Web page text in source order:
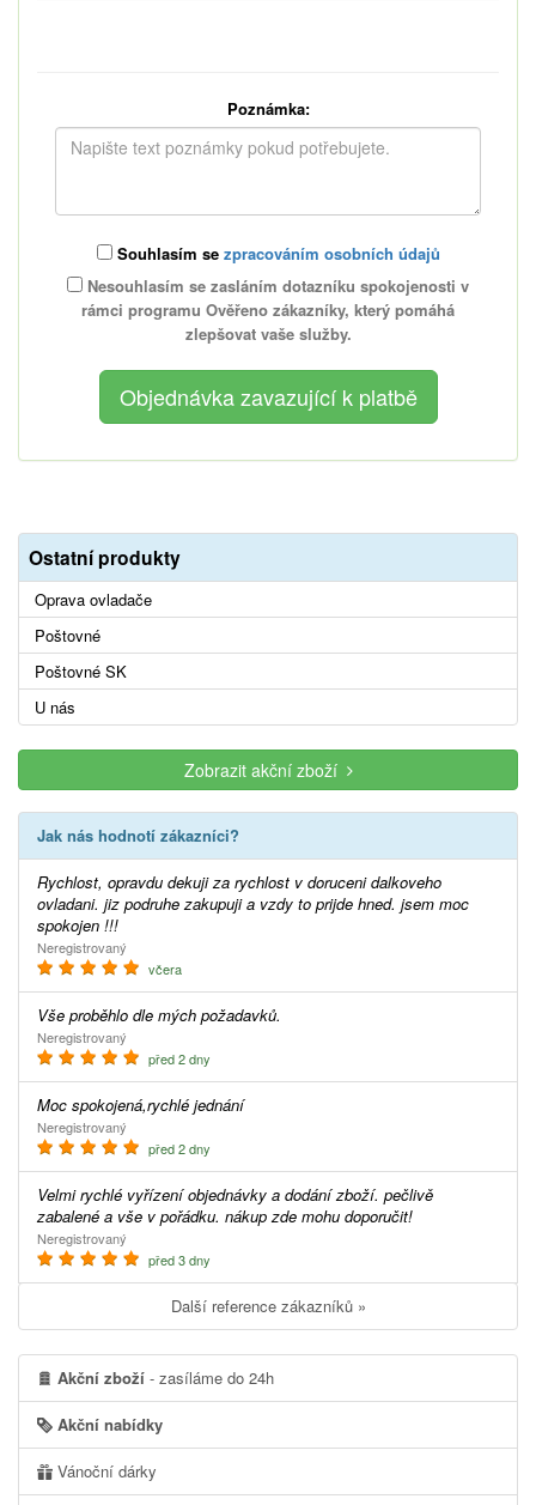
Poznámka:
Souhlasím se zpracováním osobních údajů
Nesouhlasím se zasláním dotazníku spokojenosti v
rámci programu Ověřeno zákazníky, který pomáhá
zlepšovat vaše služby.
Ostatní produkty
Oprava ovladače
Poštovné
Poštovné SK
U nás
Zobrazit akční zboží
Jak nás hodnotí zákazníci?
Rychlost, opravdu dekuji za rychlost v doruceni dalkoveho
ovladani. jiz podruhe zakupuji a vzdy to prijde hned. jsem moc
spokojen !!!
Neregistrovaný
včera
Vše proběhlo dle mých požadavků.
Neregistrovaný
před 2 dny
Moc spokojená,rychlé jednání
Neregistrovaný
před 2 dny
Velmi rychlé vyřízení objednávky a dodání zboží. pečlivě
zabalené a vše v pořádku. nákup zde mohu doporučit!
Neregistrovaný
před 3 dny
Další reference zákazníků »
Akční zboží - zasíláme do 24h
Akční nabídky
Vánoční dárky